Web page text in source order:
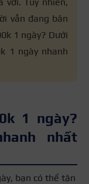
cập nhật
tính chính
vẫn đang băn
1 ngày? Dưới
1 ngày nhanh
1 ngày?
nhất
bạn có thể tận